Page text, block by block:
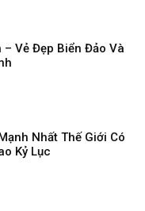
– Vẻ Đẹp Biển Đảo Và
Nhất Thế Giới Có
Kỷ Lục